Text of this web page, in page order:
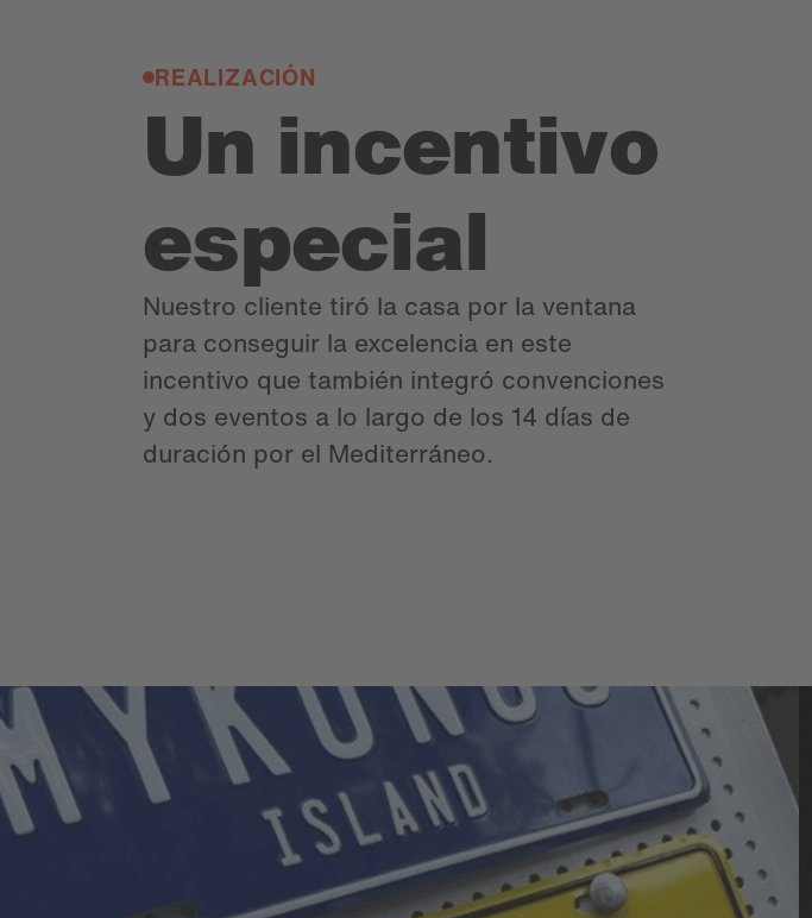
REALIZACIÓN
Un incentivo
especial
Nuestro cliente tiró la casa por la ventana
para conseguir la excelencia en este
incentivo que también integró convenciones
y dos eventos a lo largo de los 14 días de
duración por el Mediterráneo.